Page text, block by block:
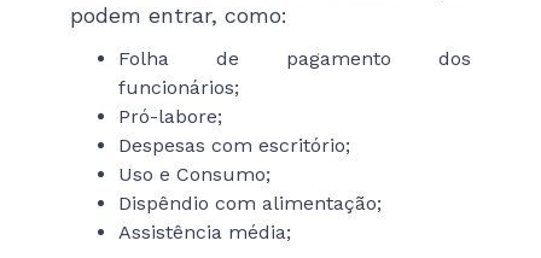
podem entrar, como:
Folha de pagamento dos
funcionários;
Pró-labore;
Despesas com escritório;
Uso e Consumo;
Dispêndio com alimentação;
Assistência média;